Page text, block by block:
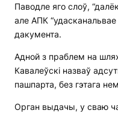
Паводле яго слоў,
але АПК
дакумента.
Адной з праблем на
Кавалеўскі назваў
пашпарта, без гэтага
Орган выдачы, у сваю